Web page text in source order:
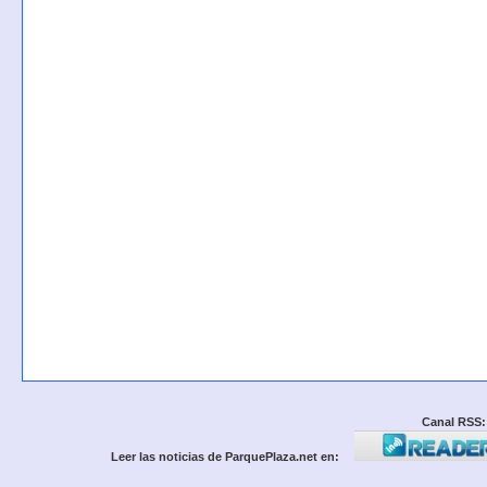
Canal RSS:
Leer las noticias de ParquePlaza.net en: